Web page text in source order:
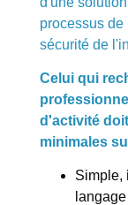
processus de
sécurité de
Celui qui
d'activité
minimales
Simple,